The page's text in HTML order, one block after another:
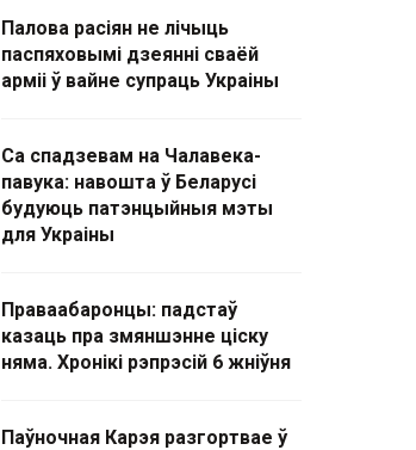
Палова расіян не лічыць
паспяховымі дзеянні сваёй
арміі ў вайне супраць Украіны
Са спадзевам на Чалавека-
павука: навошта ў Беларусі
будуюць патэнцыйныя мэты
для Украіны
Праваабаронцы: падстаў
казаць пра змяншэнне ціску
няма. Хронікі рэпрэсій 6 жніўня
Паўночная Карэя разгортвае ў